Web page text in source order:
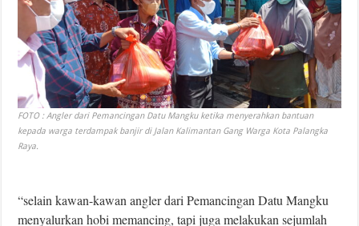
FOTO : Angler dari Pemancingan Datu Mangku ketika menyerahkan bantuan
kepada warga terdampak banjir di Jalan Kalimantan Gang Warga Kota Palangka
Raya.
“selain kawan-kawan angler dari Pemancingan Datu Mangku
menyalurkan hobi memancing, tapi juga melakukan sejumlah